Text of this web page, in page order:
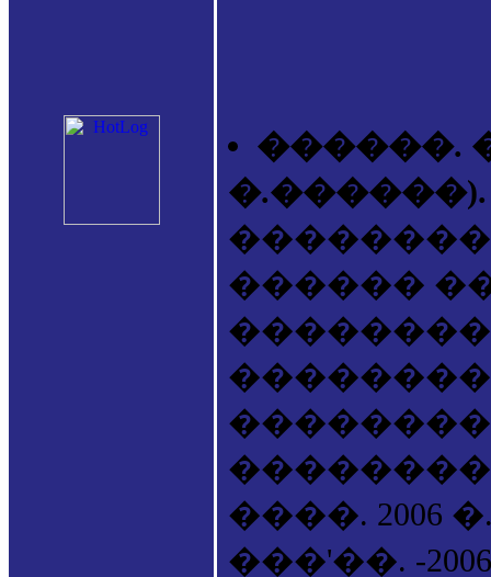
������.
������
��������.
����. 2006
���'��. -